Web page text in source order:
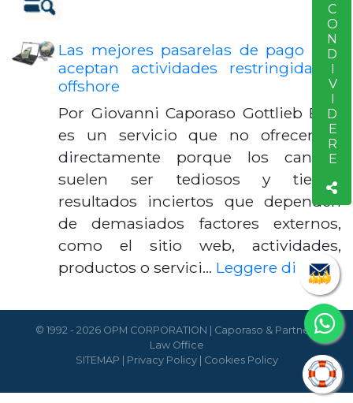
Las mejores pasarelas de pago que
aceptan actividades restringidas y
offshore
Por Giovanni Caporaso Gottlieb Este
es un servicio que no ofrecemos
directamente porque los canales
suelen ser tediosos y tienen
resultados inciertos que dependen
de demasiados factores externos,
como el sitio web, actividades,
productos o servici… Leggere di piú
CONDIVIDERE
© 1992 - 2026 OPM CORPORATION | Caporaso & Partners
Law Office
SITEMAP
Privacy Policy| Cookies Policy